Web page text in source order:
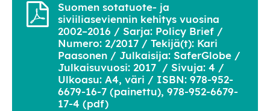
Suomen sotatuote- ja
siviiliaseviennin kehitys vuosina
2002–2016 / Sarja: Policy Brief /
Numero: 2/2017 / Tekijä(t): Kari
Paasonen / Julkaisija: SaferGlobe /
Julkaisuvuosi: 2017 / Sivuja: 4 /
Ulkoasu: A4, väri / ISBN: 978-952-
6679-16-7 (painettu), 978-952-6679-
17-4 (pdf)